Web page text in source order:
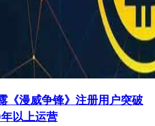
《漫威争锋》注册用户突破
以上运营